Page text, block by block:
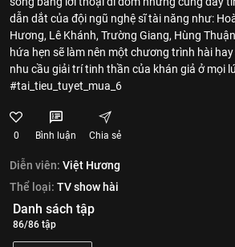
dẫn dắt của đội ngũ nghệ sĩ tài năng như:
Hương, Lê Khánh, Trường Giang, Hùng
hứa hẹn sẽ làm nên một chương trình hài
nhu cầu giải trí tinh thần của khán giả ở mọi
#tai_tieu_tuyet_mua_6
0 Bình luận Chia sẻ
Diễn viên: Việt Hương
Thể loại: TV show hài
Danh sách tập
86/86 tập